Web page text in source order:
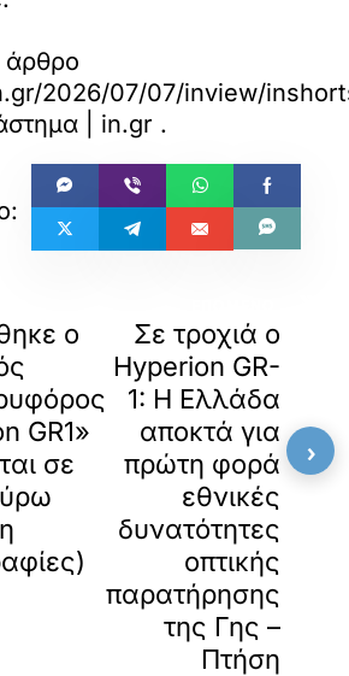
άρθρο
2026/07/07/inview/
| in.gr .
ο
GR1»
σε
Σε τροχιά ο
Hyperion GR-
1: Η Ελλάδα
αποκτά για
πρώτη φορά
εθνικές
δυνατότητες
οπτικής
παρατήρησης
της Γης –
Πτήση
›